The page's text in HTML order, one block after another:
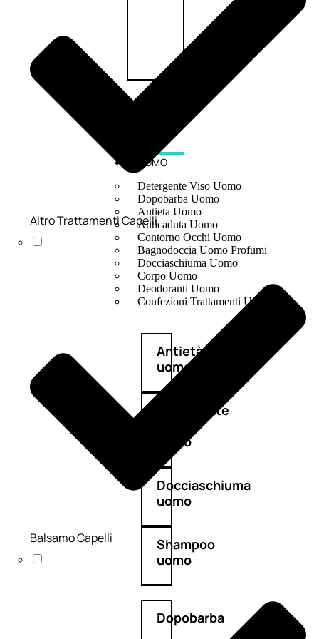
UOMO
Detergente Viso Uomo
Dopobarba Uomo
Antieta Uomo
Anticaduta Uomo
Contorno Occhi Uomo
Bagnodoccia Uomo Profumi
Docciaschiuma Uomo
Corpo Uomo
Deodoranti Uomo
Confezioni Trattamenti Uomo
Antietà
uomo
Detergente
uomo
Docciaschiuma
uomo
Shampoo
uomo
Dopobarba
Altro Trattamenti Capelli
Balsamo Capelli